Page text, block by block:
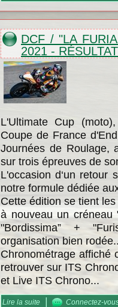
DCF / "LA
2021 -
L'Ultimate Cup
Coupe de France
Journées de Roulage,
sur trois épreuves de
L'occasion d‘un retour
notre formule dédiée
Cette édition se tient
à nouveau un créneau
"Bordissima” +
organisation bien
Chronométrage affiché
retrouver sur ITS
et Live ITS Chrono...
Lire la suite de DCF / "la Furia di
Connectez-